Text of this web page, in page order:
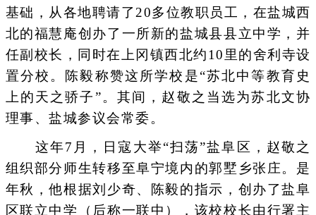
基础，从各地聘请了20多位教职员工，在盐城西
北的福慧庵创办了一所新的盐城县县立中学，并
任副校长，同时在上冈镇西北约10里的舍利寺设
置分校。陈毅称赞这所学校是“苏北中等教育史
上的天之骄子”。其间，赵敬之当选为苏北文协
理事、盐城参议会常委。
这年7月，日寇大举“扫荡”盐阜区，赵敬之
组织部分师生转移至阜宁境内的郭墅乡张庄。是
年秋，他根据刘少奇、陈毅的指示，创办了盐阜
区联立中学（后称一联中），该校校长由行署主